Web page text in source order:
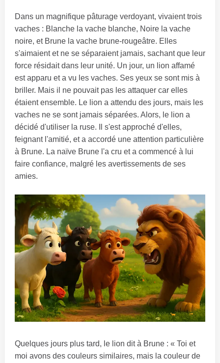
Dans un magnifique pâturage verdoyant, vivaient trois
vaches : Blanche la vache blanche, Noire la vache
noire, et Brune la vache brune-rougeâtre. Elles
s'aimaient et ne se séparaient jamais, sachant que leur
force résidait dans leur unité. Un jour, un lion affamé
est apparu et a vu les vaches. Ses yeux se sont mis à
briller. Mais il ne pouvait pas les attaquer car elles
étaient ensemble. Le lion a attendu des jours, mais les
vaches ne se sont jamais séparées. Alors, le lion a
décidé d'utiliser la ruse. Il s'est approché d'elles,
feignant l'amitié, et a accordé une attention particulière
à Brune. La naïve Brune l'a cru et a commencé à lui
faire confiance, malgré les avertissements de ses
amies.
Quelques jours plus tard, le lion dit à Brune : « Toi et
moi avons des couleurs similaires, mais la couleur de